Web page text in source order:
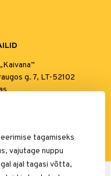
g. 7, LT-52102
tagamiseks
vajutage nuppu
ajal tagasi võtta,